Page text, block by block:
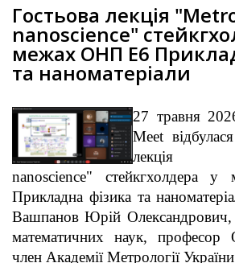
Гостьова лекція
nanoscience"
межах ОНП Е6
та наноматеріали
27 травня
Meet
лекція
nanoscience"
Прикладна фізика та
Вашпанов Юрій
математичних наук,
член Академії Метрології